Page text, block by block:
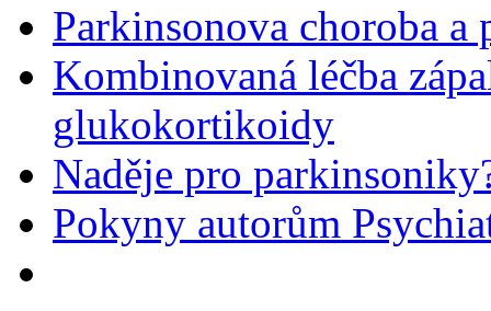
Parkinsonova choroba a
Kombinovaná léčba
glukokortikoidy
Naděje pro
Pokyny autorům